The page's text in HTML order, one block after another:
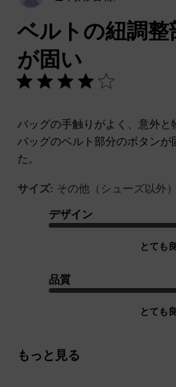
ベルトの紐調整
が固い
バッグの手触りがよく、意外と
バッグのベルト部分のボタン
た。
サイズ: その他（シューズ以外）
デザイン
とても
品質
とても
もっと見る